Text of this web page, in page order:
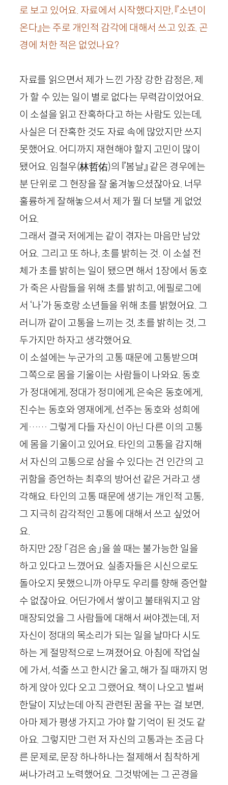
로 보고 있어요. 자료에서 시작했다지만, 『소년이
온다』는 주로 개인적 감각에 대해서 쓰고 있죠. 곤
경에 처한 적은 없었나요?
자료를 읽으면서 제가 느낀 가장 강한 감정은, 제
가 할 수 있는 일이 별로 없다는 무력감이었어요.
이 소설을 읽고 잔혹하다고 하는 사람도 있는데,
사실은 더 잔혹한 것도 자료 속에 많았지만 쓰지
못했어요. 어디까지 재현해야 할지 고민이 많이
됐어요. 임철우(林哲佑)의 『봄날』 같은 경우에는
분 단위로 그 현장을 잘 옮겨놓으셨잖아요. 너무
훌륭하게 잘해놓으셔서 제가 뭘 더 보탤 게 없었
어요.
그래서 결국 저에게는 같이 겪자는 마음만 남았
어요. 그리고 또 하나, 초를 밝히는 것. 이 소설 전
체가 초를 밝히는 일이 됐으면 해서 1장에서 동호
가 죽은 사람들을 위해 초를 밝히고, 에필로그에
서 ‘나’가 동호랑 소년들을 위해 초를 밝혔어요. 그
러니까 같이 고통을 느끼는 것, 초를 밝히는 것, 그
두가지만 하자고 생각했어요.
이 소설에는 누군가의 고통 때문에 고통받으며
그쪽으로 몸을 기울이는 사람들이 나와요. 동호
가 정대에게, 정대가 정미에게, 은숙은 동호에게,
진수는 동호와 영재에게, 선주는 동호와 성희에
게…… 그렇게 다들 자신이 아닌 다른 이의 고통
에 몸을 기울이고 있어요. 타인의 고통을 감지해
서 자신의 고통으로 삼을 수 있다는 건 인간의 고
귀함을 증언하는 최후의 방어선 같은 거라고 생
각해요. 타인의 고통 때문에 생기는 개인적 고통,
그 지극히 감각적인 고통에 대해서 쓰고 싶었어
요.
하지만 2장 「검은 숨」을 쓸 때는 불가능한 일을
하고 있다고 느꼈어요. 실종자들은 시신으로도
돌아오지 못했으니까 아무도 우리를 향해 증언할
수 없잖아요. 어딘가에서 쌓이고 불태워지고 암
매장되었을 그 사람들에 대해서 써야겠는데, 저
자신이 정대의 목소리가 되는 일을 날마다 시도
하는 게 절망적으로 느껴졌어요. 아침에 작업실
에 가서, 석줄 쓰고 한시간 울고, 해가 질 때까지 멍
하게 앉아 있다 오고 그랬어요. 책이 나오고 벌써
한달이 지났는데 아직 관련된 꿈을 꾸는 걸 보면,
아마 제가 평생 가지고 가야 할 기억이 된 것도 같
아요. 그렇지만 그런 저 자신의 고통과는 조금 다
른 문제로, 문장 하나하나는 절제해서 침착하게
써나가려고 노력했어요. 그것밖에는 그 곤경을